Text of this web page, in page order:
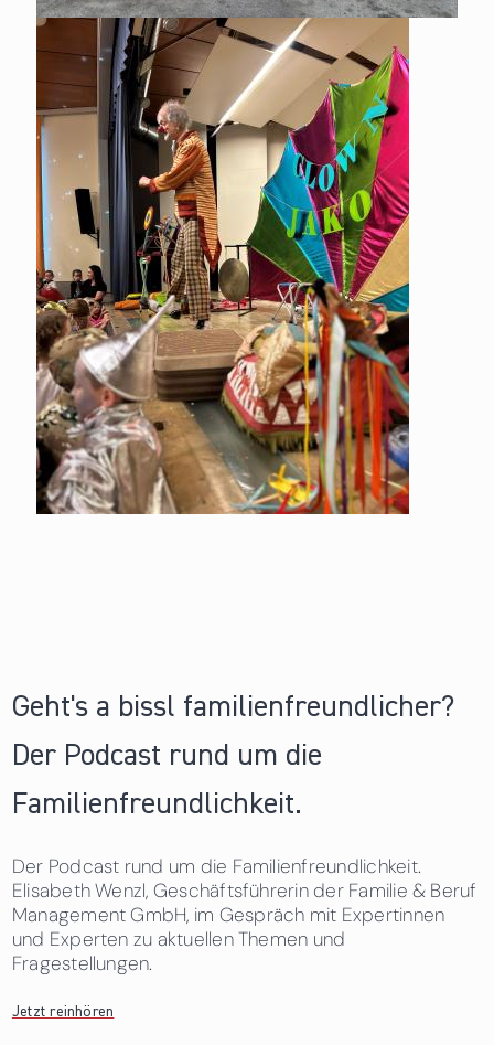
Geht's a bissl familienfreundlicher?
Der Podcast rund um die
Familienfreundlichkeit.
Der Podcast rund um die Familienfreundlichkeit.
Elisabeth Wenzl, Geschäftsführerin der Familie & Beruf
Management GmbH, im Gespräch mit Expertinnen
und Experten zu aktuellen Themen und
Fragestellungen.
Jetzt reinhören